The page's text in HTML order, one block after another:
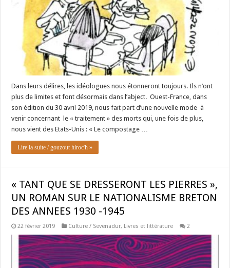
Dans leurs délires, les idéologues nous étonneront toujours. Ils n’ont
plus de limites et font désormais dans l’abject. Ouest-France, dans
son édition du 30 avril 2019, nous fait part d’une nouvelle mode à
venir concernant le « traitement » des morts qui, une fois de plus,
nous vient des Etats-Unis : « Le compostage …
Lire la suite / gouzout hiroc'h »
« TANT QUE SE DRESSERONT LES PIERRES »,
UN ROMAN SUR LE NATIONALISME BRETON
DES ANNEES 1930 -1945
22 février 2019 Culture / Sevenadur, Livres et littérature 2